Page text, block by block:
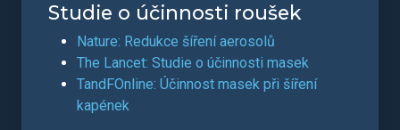
Studie o účinnosti roušek
Nature: Redukce šíření aerosolů
The Lancet: Studie o účinnosti masek
TandFOnline: Účinnost masek při šíření
kapének